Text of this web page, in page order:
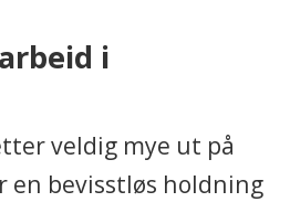
i
veldig mye ut på
en bevisstløs holdning